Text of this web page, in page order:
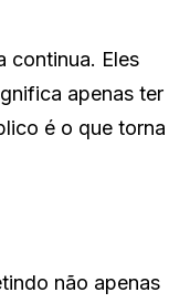
continua. Eles
apenas ter
é o que torna
não apenas